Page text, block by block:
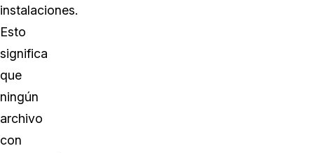
instalaciones.
Esto
significa
que
ningún
archivo
con